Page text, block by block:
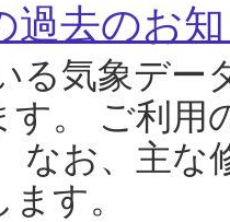
過去のお
る気象デー
す。 ご利用
なお、主な
す。